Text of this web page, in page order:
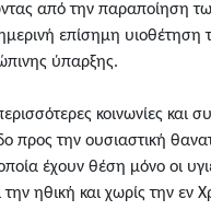
από την παραποίηση
επίσημη
ύπαρξης.
κοινωνίες και
προς την ουσιαστική
έχουν θέση μόνο οι
ηθική και χωρίς την εν